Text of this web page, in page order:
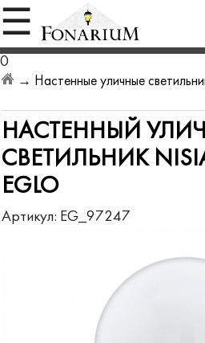
☰
0
→ Настенные уличные
НАСТЕННЫЙ
СВЕТИЛЬНИК
EGLO
Артикул: EG_97247